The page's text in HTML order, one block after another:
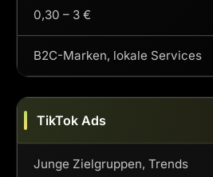
0,30 – 3 €
B2C-Marken, lokale Services
TikTok Ads
Junge Zielgruppen, Trends